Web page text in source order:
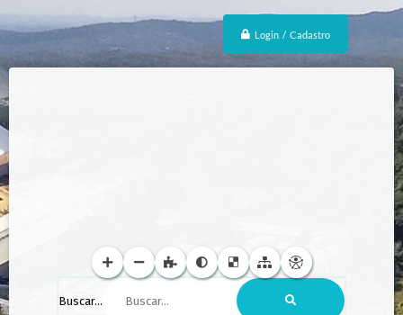
Login / Cadastro
Buscar...